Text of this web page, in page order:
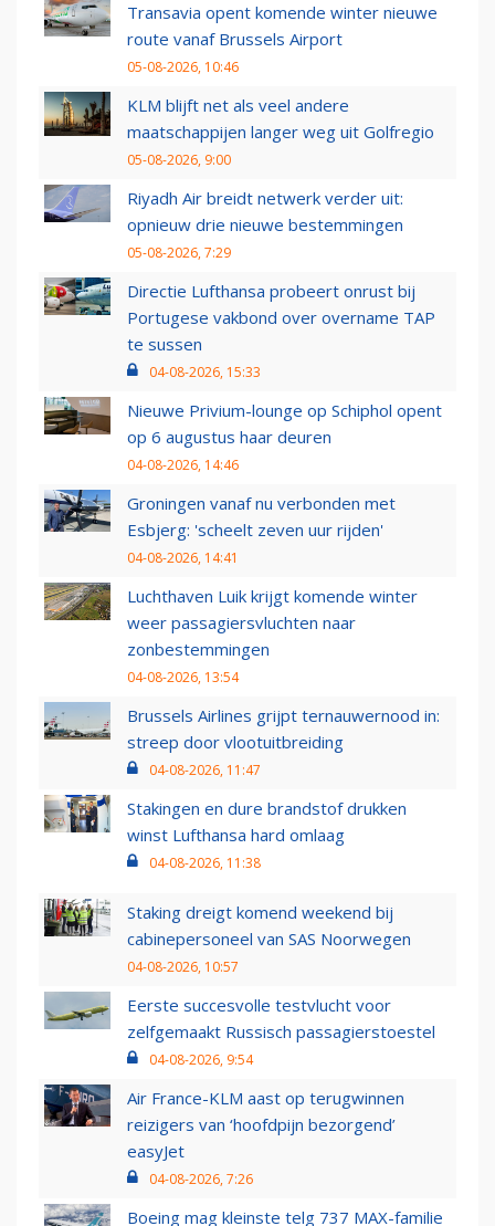
Transavia opent komende winter nieuwe
route vanaf Brussels Airport
05-08-2026, 10:46
KLM blijft net als veel andere
maatschappijen langer weg uit Golfregio
05-08-2026, 9:00
Riyadh Air breidt netwerk verder uit:
opnieuw drie nieuwe bestemmingen
05-08-2026, 7:29
Directie Lufthansa probeert onrust bij
Portugese vakbond over overname TAP
te sussen
04-08-2026, 15:33
Nieuwe Privium-lounge op Schiphol opent
op 6 augustus haar deuren
04-08-2026, 14:46
Groningen vanaf nu verbonden met
Esbjerg: 'scheelt zeven uur rijden'
04-08-2026, 14:41
Luchthaven Luik krijgt komende winter
weer passagiersvluchten naar
zonbestemmingen
04-08-2026, 13:54
Brussels Airlines grijpt ternauwernood in:
streep door vlootuitbreiding
04-08-2026, 11:47
Stakingen en dure brandstof drukken
winst Lufthansa hard omlaag
04-08-2026, 11:38
Staking dreigt komend weekend bij
cabinepersoneel van SAS Noorwegen
04-08-2026, 10:57
Eerste succesvolle testvlucht voor
zelfgemaakt Russisch passagierstoestel
04-08-2026, 9:54
Air France-KLM aast op terugwinnen
reizigers van ‘hoofdpijn bezorgend’
easyJet
04-08-2026, 7:26
Boeing mag kleinste telg 737 MAX-familie